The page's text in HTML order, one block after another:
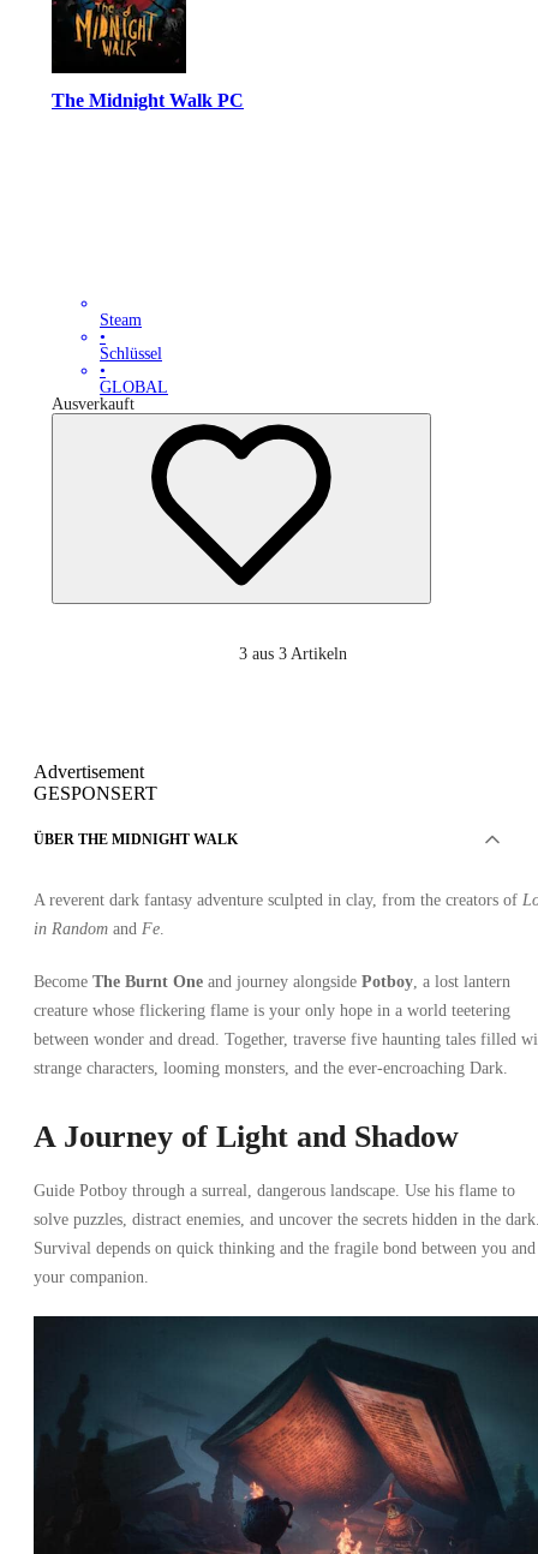
The Midnight Walk PC
Steam
•
Schlüssel
•
GLOBAL
Ausverkauft
3 aus 3 Artikeln
Advertisement
GESPONSERT
ÜBER THE MIDNIGHT WALK
A reverent dark fantasy adventure sculpted in clay, from the creators of
in Random and Fe.
Become The Burnt One and journey alongside Potboy, a lost lantern
creature whose flickering flame is your only hope in a world teetering
between wonder and dread. Together, traverse five haunting tales filled
strange characters, looming monsters, and the ever-encroaching Dark.
A Journey of Light and Shadow
Guide Potboy through a surreal, dangerous landscape. Use his flame to
solve puzzles, distract enemies, and uncover the secrets hidden in the
Survival depends on quick thinking and the fragile bond between you and
your companion.